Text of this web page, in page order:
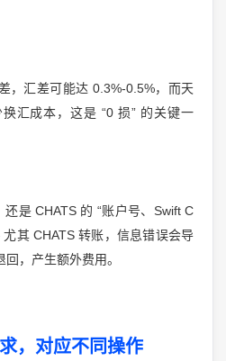
，汇差可能达 0.3%-0.5%，而天
汇成本，这是 “0损” 的关键一
还是CHATS 的 “账户号、 Swift C
尤其CHATS转账，信息错误会导
，产生额外费用。
，对应不同操作